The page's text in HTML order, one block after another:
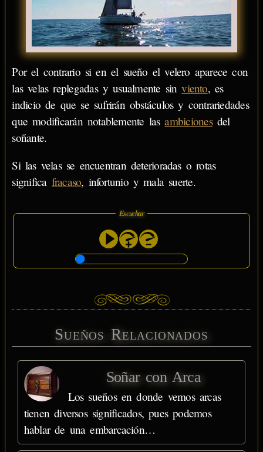
Por el contrario si en el sueño el velero aparece con
las velas replegadas y usualmente sinviento, es
indicio de que se sufrirán obstáculos y contrariedades
que modificarán notablemente lasambicionesdel
soñante.
Si las velas se encuentran deterioradas o rotas
significa fracaso, infortunio y mala suerte.
Escuchar
Sueños Relacionados
Soñar con Arca
Los sueños en donde vemos arcas
tienen diversos significados, pues podemos
hablar de una embarcación…